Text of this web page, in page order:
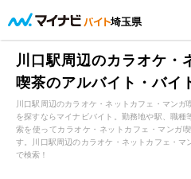
埼玉県
川口駅周辺のカラオケ・
喫茶のアルバイト・バイ
川口駅周辺のカラオケ・ネットカフェ・マン
を探すならマイナビバイト。勤務地や駅、職種
索を使ってカラオケ・ネットカフェ・マンガ
す。川口駅周辺のカラオケ・ネットカフェ・マ
で検索！